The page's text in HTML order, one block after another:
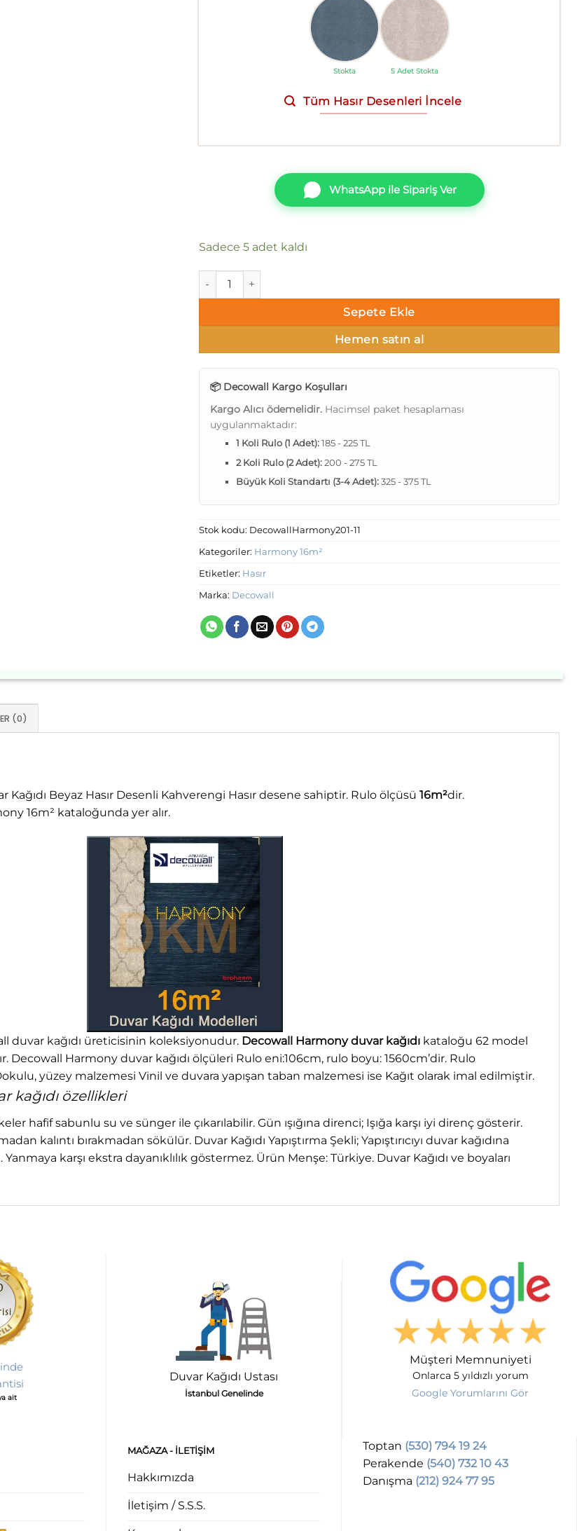
Stokta 5 Adet Stokta
Tüm Hasır Desenleri İncele
WhatsApp ile Sipariş Ver
Sadece 5 adet kaldı
Decowall Harmony 201-11 Duvar Kağıdı Beyaz Hasır Desenli Kahverengi adet
Sepete Ekle
Hemen satın al
📦 Decowall Kargo Koşulları
Kargo Alıcı ödemelidir. Hacimsel paket hesaplaması
uygulanmaktadır:
1 Koli Rulo (1 Adet):185 - 225 TL
2 Koli Rulo (2 Adet):200 - 275 TL
Büyük Koli Standartı (3-4 Adet):325 - 375 TL
Stok kodu: DecowallHarmony201-11
Kategoriler: Harmony 16m²
Etiketler: Hasır
Marka: Decowall
(0)
Kağıdı Beyaz Hasır Desenli Kahverengi Hasır desene sahiptir. Rulo ölçüsü 16m²dir.
16m² kataloğunda yer alır.
duvar kağıdı üreticisinin koleksiyonudur. Decowall Harmony duvar kağıdı kataloğu 62 model
Decowall Harmony duvar kağıdı ölçüleri Rulo eni:106cm, rulo boyu: 1560cm’dir. Rulo
yüzey malzemesi Vinil ve duvara yapışan taban malzemesi ise Kağıt olarak imal edilmiştir.
kağıdı özellikleri
hafif sabunlu su ve sünger ile çıkarılabilir. Gün ışığına direnci; Işığa karşı iyi direnç gösterir.
kalıntı bırakmadan sökülür. Duvar Kağıdı Yapıştırma Şekli; Yapıştırıcıyı duvar kağıdına
karşı ekstra dayanıklılık göstermez. Ürün Menşe: Türkiye. Duvar Kağıdı ve boyaları
ait
Duvar Kağıdı Ustası
İstanbul Genelinde
Müşteri Memnuniyeti
Onlarca 5 yıldızlı yorum
Google Yorumlarını Gör
MAĞAZA - ILETIŞIM
Hakkımızda
İletişim / S.S.S.
Toptan (530) 794 19 24
Perakende (540) 732 10 43
Danışma (212) 924 77 95